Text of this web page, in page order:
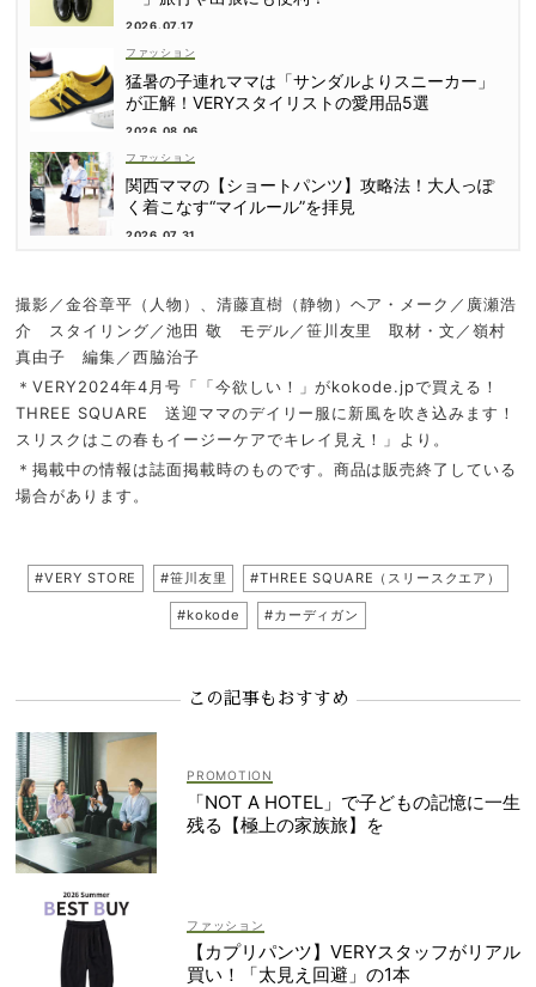
2026.07.17
ファッション
猛暑の子連れママは「サンダルよりスニーカー」
が正解！VERYスタイリストの愛用品5選
2026.08.06
ファッション
関西ママの【ショートパンツ】攻略法！大人っぽ
く着こなす“マイルール”を拝見
2026.07.31
撮影／金谷章平（人物）、清藤直樹（静物）ヘア・メーク／廣瀬浩
介 スタイリング／池田 敬 モデル／笹川友里 取材・文／嶺村
真由子 編集／西脇治子
＊VERY2024年4月号「「今欲しい！」がkokode.jpで買える！
THREE SQUARE 送迎ママのデイリー服に新風を吹き込みます！
スリスクはこの春もイージーケアでキレイ見え！」より。
＊掲載中の情報は誌面掲載時のものです。商品は販売終了している
場合があります。
#VERY STORE #笹川友里 #THREE SQUARE（スリースクエア）
#kokode #カーディガン
この記事もおすすめ
「NOT A HOTEL」で子どもの記憶に一生
残る【極上の家族旅】を
ファッション
【カプリパンツ】VERYスタッフがリアル
買い！「太見え回避」の1本